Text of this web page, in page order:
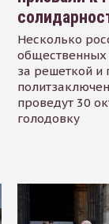
Несколько
общественных
за решеткой и
проведут 30
голодовку